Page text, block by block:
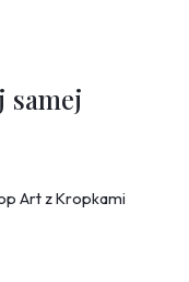
samej
Art z Kropkami